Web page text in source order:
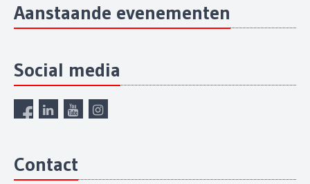
Aanstaande evenementen
Social media
Contact